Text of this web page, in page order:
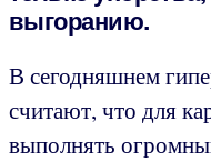
выгоранию.
В сегодняшнем
считают, что для
выполнять